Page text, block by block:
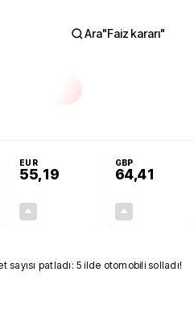
Ara"Faiz kararı"
EUR
55,19
GBP
64,41
sayısı patladı: 5 ilde otomobili solladı!